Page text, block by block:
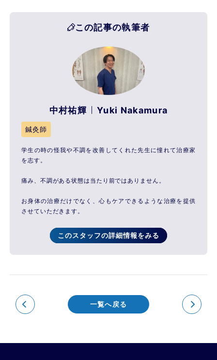
この記事の執筆者
中村祐輝 Yuki Nakamura
鍼灸師
学生の時の怪我や不調を改善してくれた先生に憧れて治療家
を志す。
痛み、不調がある状態は当たり前ではありません。
お身体の治療だけでなく、心もケアできるような治療を提供
させていただきます。
このスタッフの詳細情報をみる
一覧へ戻る